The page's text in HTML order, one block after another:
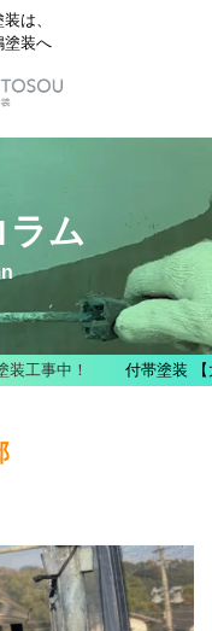
は、
塗装へ
ラム
装工事中！ 付帯塗装